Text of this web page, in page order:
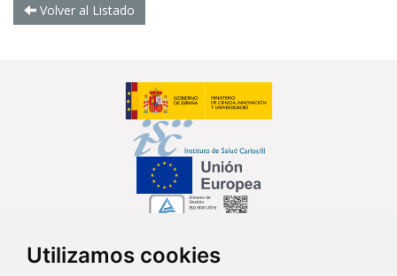
Utilizamos cookies
Volver al Listado
Síguenos en...